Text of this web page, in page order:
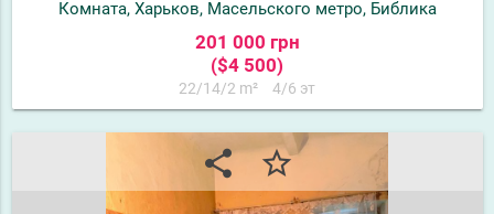
Комната, Харьков, Масельского метро, Библика
201 000 грн
($4 500)
22/14/2 m² 4/6 эт
share star_border